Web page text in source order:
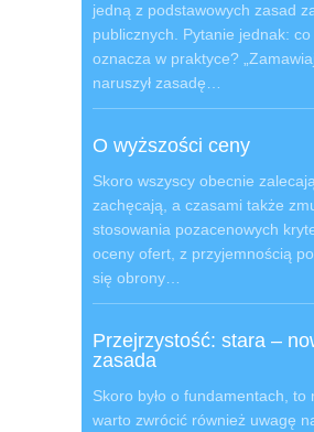
jedną z podstawowych zasad
publicznych. Pytanie jednak: co
oznacza w praktyce?
naruszył zasadę…
O wyższości ceny
Skoro wszyscy obecnie zalecają,
zachęcają, a czasami także
stosowania pozacenowych
oceny ofert, z przyjemnością
się obrony…
Przejrzystość: stara –
zasada
Skoro było o fundamentach, to
warto zwrócić również uwagę